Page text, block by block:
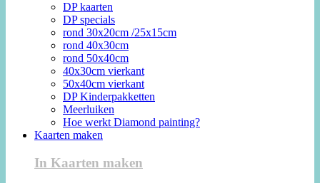
DP kaarten
DP specials
rond 30x20cm /25x15cm
rond 40x30cm
rond 50x40cm
40x30cm vierkant
50x40cm vierkant
DP Kinderpakketten
Meerluiken
Hoe werkt Diamond painting?
Kaarten maken
In Kaarten maken